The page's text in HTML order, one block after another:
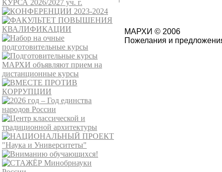
МАРХИ © 2006
Пожелания и